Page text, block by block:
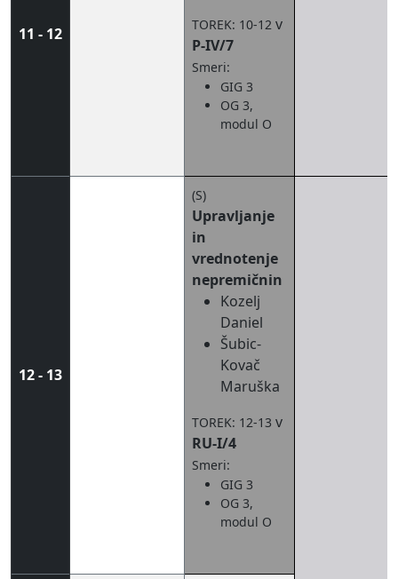
TOREK: 10-12 v
P-IV/7
Smeri:
GIG 3
OG 3,
modul O
11 - 12
12 - 13
(S)
Upravljanje
in
vrednotenje
nepremičnin
Kozelj
Daniel
Šubic-
Kovač
Maruška
TOREK: 12-13 v
RU-I/4
Smeri:
GIG 3
OG 3,
modul O